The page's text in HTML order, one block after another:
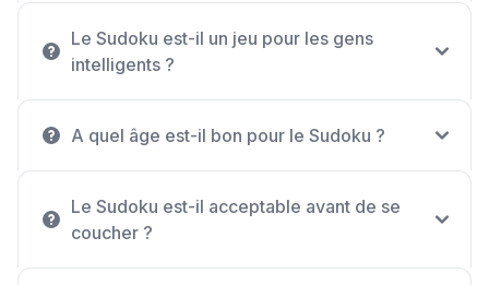
Le Sudoku est-il un jeu pour les gens
intelligents ?
A quel âge est-il bon pour le Sudoku ?
Le Sudoku est-il acceptable avant de se
coucher ?